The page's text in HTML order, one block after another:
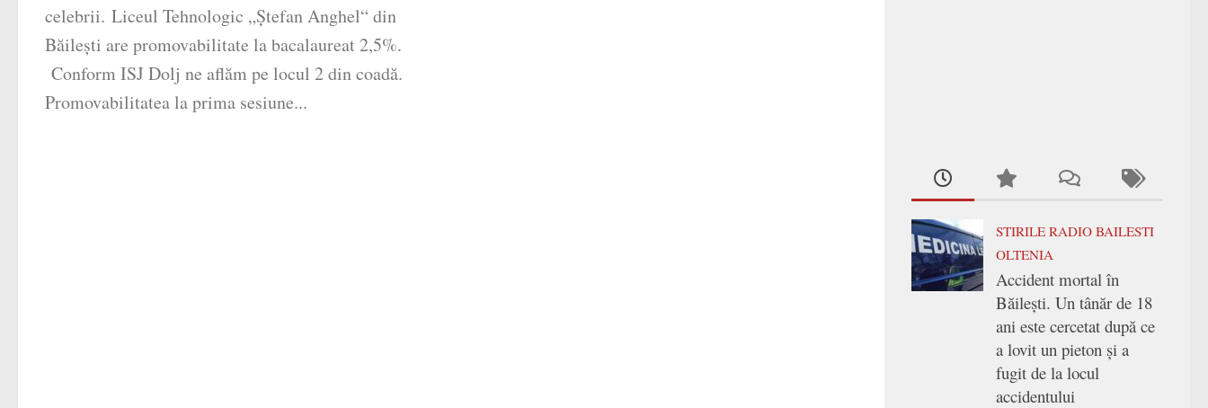
celebrii. Liceul Tehnologic „Ștefan Anghel“ din
Băilești are promovabilitate la bacalaureat 2,5%.
Conform ISJ Dolj ne aflăm pe locul 2 din coadă.
Promovabilitatea la prima sesiune...
STIRILE RADIO BAILESTI
OLTENIA
Accident mortal în
Băilești. Un tânăr de 18
ani este cercetat după ce
a lovit un pieton și a
fugit de la locul
accidentului